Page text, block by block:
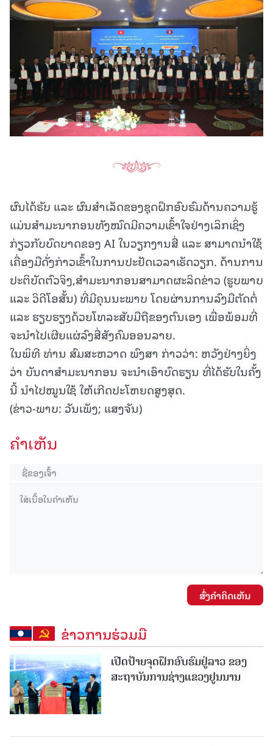
ຜົນໄດ້ຮັບ ແລະ ຜົນສຳເລັດຂອງຊຸດຝຶກອົບຮົມດ້ານຄວາມຮູ້
ແມ່ນສໍາມະນາກອນທັງໝົດມີຄວາມເຂົ້າໃຈຢ່າງເລິກເຊິ່ງ
ກ່ຽວກັບບົດບາດຂອງ AI ໃນວຽກງານສື່ ແລະ ສາມາດນຳໃຊ້
ເຄື່ອງມືດັ່ງກ່າວເຂົ້າໃນການປະຢັດເວລາເຮັດວຽກ. ດ້ານການ
ປະຕິບັດຕົວຈິງ,ສໍາມະນາກອນສາມາດຜະລິດຂ່າວ (ຮູບພາບ
ແລະ ວິດີໂອສັ້ນ) ທີ່ມີຄຸນນະພາບ ໂດຍຜ່ານການລົງມືຕັດຕໍ່
ແລະ ຮຽບຮຽງດ້ວຍໂທລະສັບມືຖືຂອງຕົນເອງ ເພື່ອພ້ອມທີ່
ຈະນຳໄປເຜີຍແຜ່ລົງສື່ສັງຄົມອອນລາຍ.
ໃນພິທີ ທ່ານ ສົມສະຫວາດ ພົງສາ ກ່າວວ່າ: ຫວັງຢ່າງຍິ່ງ
ວ່າ ບັນດາສໍາມະນາກອນ ຈະນໍາເອົາບົດຮຽນ ທີ່ໄດ້ຮັບໃນຄັ້ງ
ນີ້ ນໍາໄປໝູນໃຊ້ ໃຫ້ເກີດປະໂຫຍດສູງສຸດ.
(ຂ່າວ-ພາບ: ວັນເພັງ; ແສງຈັນ)
ຄໍາເຫັນ
ສົ່ງຄໍາຄິດເຫັນ
ຂ່າວການຮ່ວມມື
ເປີດປ້າຍຈຸດຝຶກອົບຮົມຢູ່ລາວ ຂອງ
ສະຖາບັນການຊ່າງແຂວງຢູນນານ